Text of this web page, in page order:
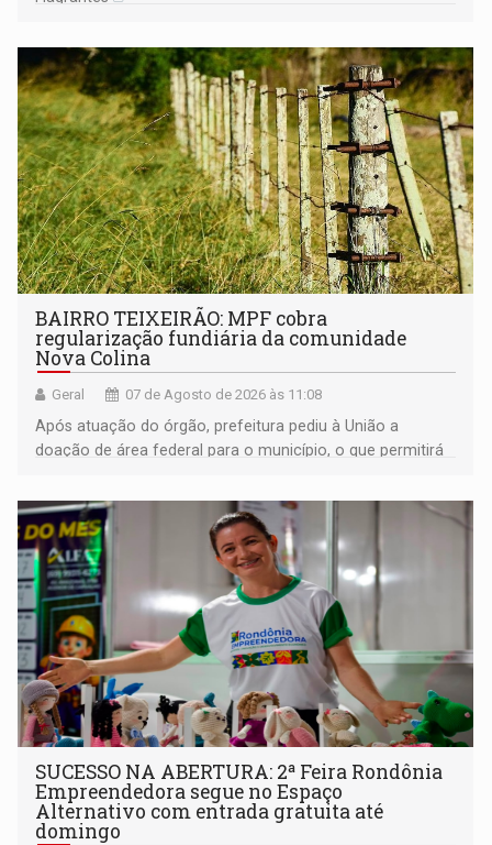
BAIRRO TEIXEIRÃO: MPF cobra
regularização fundiária da comunidade
Nova Colina
Geral 07 de Agosto de 2026 às 11:08
Após atuação do órgão, prefeitura pediu à União a
doação de área federal para o município, o que permitirá
SUCESSO NA ABERTURA: 2ª Feira Rondônia
Empreendedora segue no Espaço
Alternativo com entrada gratuita até
domingo